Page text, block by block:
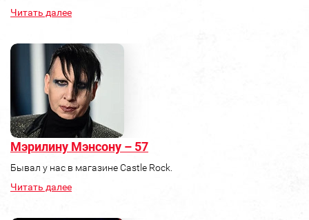
Читать далее
Мэрилину Мэнсону – 57
Бывал у нас в магазине Castle Rock.
Читать далее